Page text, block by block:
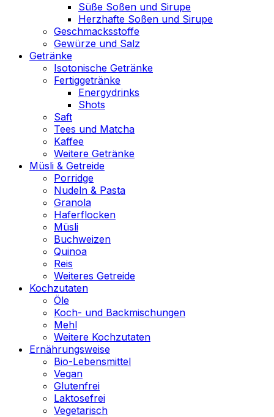
Süße Soßen und Sirupe
Herzhafte Soßen und Sirupe
Geschmacksstoffe
Gewürze und Salz
Getränke
Isotonische Getränke
Fertiggetränke
Energydrinks
Shots
Saft
Tees und Matcha
Kaffee
Weitere Getränke
Müsli & Getreide
Porridge
Nudeln & Pasta
Granola
Haferflocken
Müsli
Buchweizen
Quinoa
Reis
Weiteres Getreide
Kochzutaten
Öle
Koch- und Backmischungen
Mehl
Weitere Kochzutaten
Ernährungsweise
Bio-Lebensmittel
Vegan
Glutenfrei
Laktosefrei
Vegetarisch